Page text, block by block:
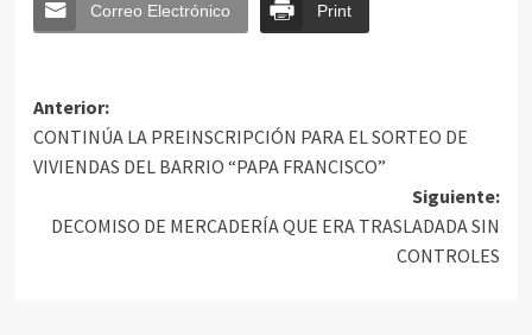
Correo Electrónico Print
Anterior:
CONTINÚA LA PREINSCRIPCIÓN PARA EL SORTEO DE
VIVIENDAS DEL BARRIO “PAPA FRANCISCO”
Siguiente:
DECOMISO DE MERCADERÍA QUE ERA TRASLADADA SIN
CONTROLES